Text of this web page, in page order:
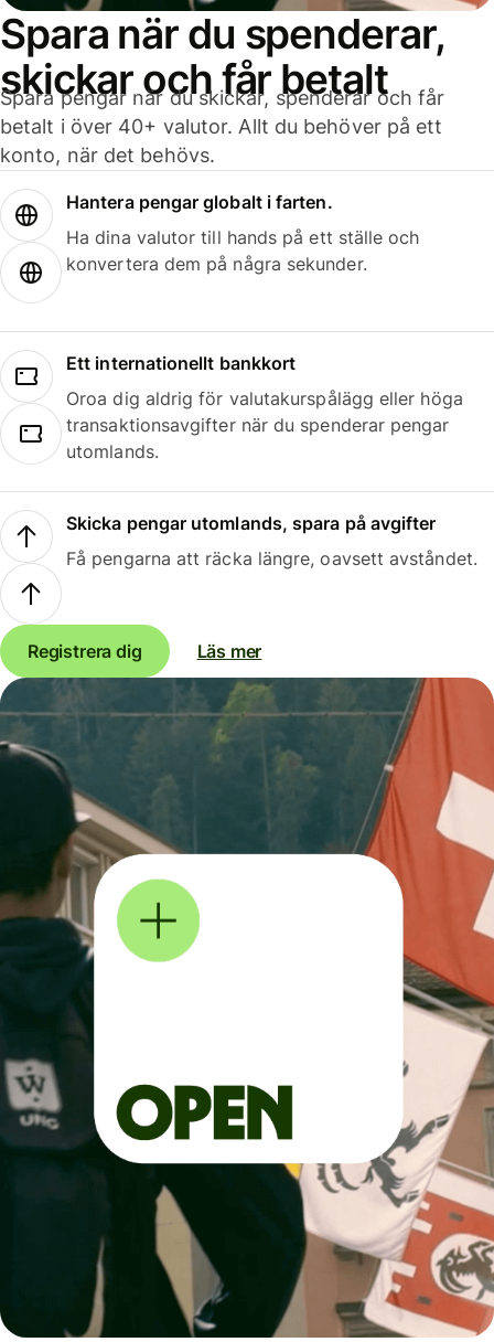
Spara när du spenderar,
skickar och får betalt
Spara pengar när du skickar, spenderar och får
betalt i över 40+ valutor. Allt du behöver på ett
konto, när det behövs.
Hantera pengar globalt i farten.
Ha dina valutor till hands på ett ställe och
konvertera dem på några sekunder.
Ett internationellt bankkort
Oroa dig aldrig för valutakurspålägg eller höga
transaktionsavgifter när du spenderar pengar
utomlands.
Skicka pengar utomlands, spara på avgifter
Få pengarna att räcka längre, oavsett avståndet.
Registrera dig Läs mer